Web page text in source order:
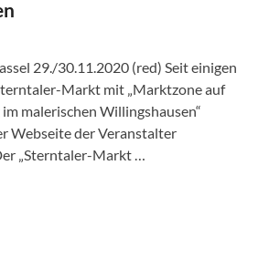
29./30.11.2020 (red) Seit einigen
Markt mit „Marktzone auf
malerischen Willingshausen“
Webseite der Veranstalter
„Sterntaler-Markt …